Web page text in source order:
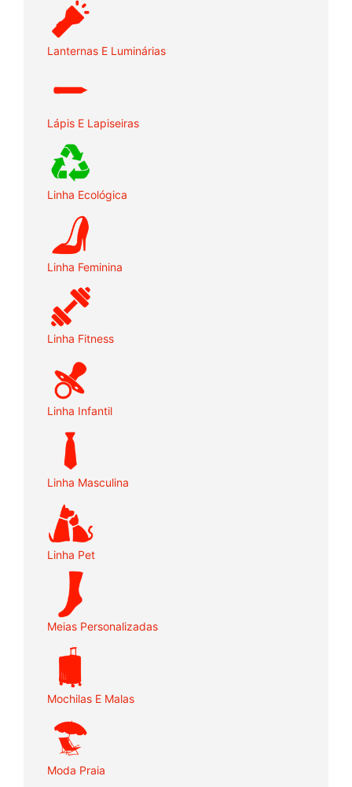
Lanternas E Luminárias
Lápis E Lapiseiras
Linha Ecológica
Linha Feminina
Linha Fitness
Linha Infantil
Linha Masculina
Linha Pet
Meias Personalizadas
Mochilas E Malas
Moda Praia